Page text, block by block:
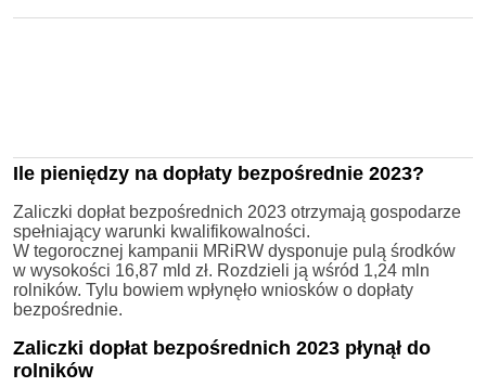
Ile pieniędzy na dopłaty bezpośrednie 2023?
Zaliczki dopłat bezpośrednich 2023 otrzymają gospodarze
spełniający warunki kwalifikowalności.
W tegorocznej kampanii MRiRW dysponuje pulą środków
w wysokości 16,87 mld zł. Rozdzieli ją wśród 1,24 mln
rolników. Tylu bowiem wpłynęło wniosków o dopłaty
bezpośrednie.
Zaliczki dopłat bezpośrednich 2023 płynął do
rolników